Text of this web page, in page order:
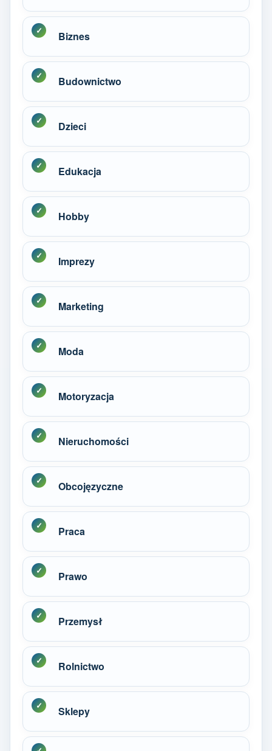
Biznes
Budownictwo
Dzieci
Edukacja
Hobby
Imprezy
Marketing
Moda
Motoryzacja
Nieruchomości
Obcojęzyczne
Praca
Prawo
Przemysł
Rolnictwo
Sklepy